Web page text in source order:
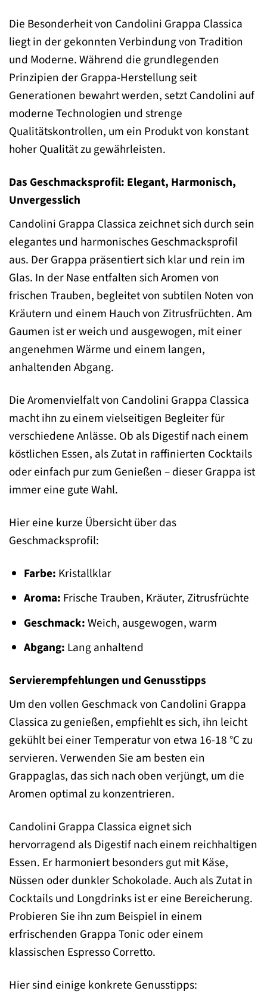
Die Besonderheit von Candolini Grappa Classica
liegt in der gekonnten Verbindung von Tradition
und Moderne. Während die grundlegenden
Prinzipien der Grappa-Herstellung seit
Generationen bewahrt werden, setzt Candolini auf
moderne Technologien und strenge
Qualitätskontrollen, um ein Produkt von konstant
hoher Qualität zu gewährleisten.
Das Geschmacksprofil: Elegant, Harmonisch,
Unvergesslich
Candolini Grappa Classica zeichnet sich durch sein
elegantes und harmonisches Geschmacksprofil
aus. Der Grappa präsentiert sich klar und rein im
Glas. In der Nase entfalten sich Aromen von
frischen Trauben, begleitet von subtilen Noten von
Kräutern und einem Hauch von Zitrusfrüchten. Am
Gaumen ist er weich und ausgewogen, mit einer
angenehmen Wärme und einem langen,
anhaltenden Abgang.
Die Aromenvielfalt von Candolini Grappa Classica
macht ihn zu einem vielseitigen Begleiter für
verschiedene Anlässe. Ob als Digestif nach einem
köstlichen Essen, als Zutat in raffinierten Cocktails
oder einfach pur zum Genießen – dieser Grappa ist
immer eine gute Wahl.
Hier eine kurze Übersicht über das
Geschmacksprofil:
Farbe: Kristallklar
Aroma: Frische Trauben, Kräuter, Zitrusfrüchte
Geschmack:Weich, ausgewogen, warm
Abgang: Lang anhaltend
Servierempfehlungen und Genusstipps
Um den vollen Geschmack von Candolini Grappa
Classica zu genießen, empfiehlt es sich, ihn leicht
gekühlt bei einer Temperatur von etwa 16-18 °C zu
servieren. Verwenden Sie am besten ein
Grappaglas, das sich nach oben verjüngt, um die
Aromen optimal zu konzentrieren.
Candolini Grappa Classica eignet sich
hervorragend als Digestif nach einem reichhaltigen
Essen. Er harmoniert besonders gut mit Käse,
Nüssen oder dunkler Schokolade. Auch als Zutat in
Cocktails und Longdrinks ist er eine Bereicherung.
Probieren Sie ihn zum Beispiel in einem
erfrischenden Grappa Tonic oder einem
klassischen Espresso Corretto.
Hier sind einige konkrete Genusstipps: